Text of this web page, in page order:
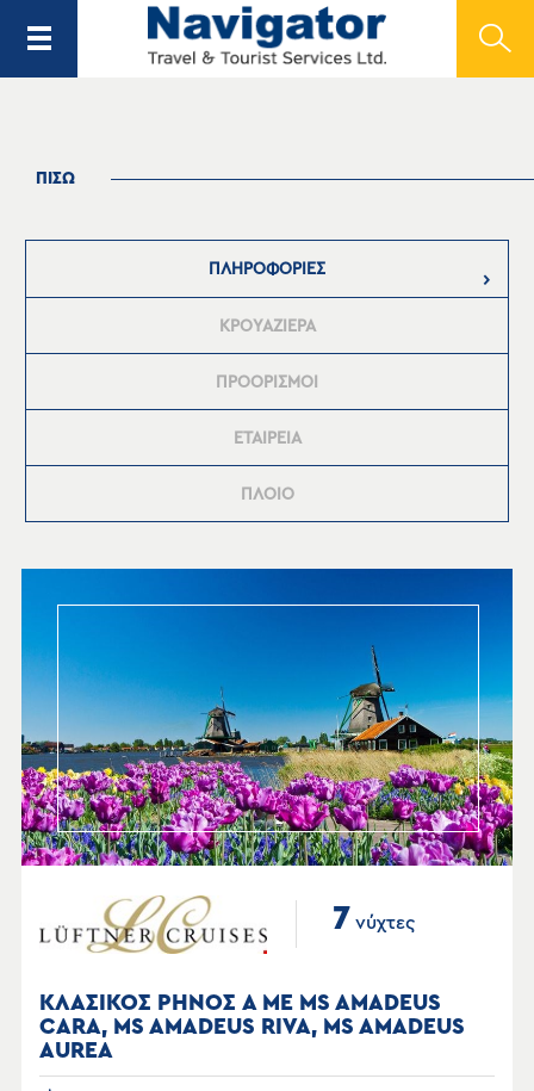
ΠΙΣΩ
ΠΛΗΡΟΦΟΡΙΕΣ
ΚΡΟΥΑΖΙΕΡΑ
ΠΡΟΟΡΙΣΜΟΙ
ΕΤΑΙΡΕΙΑ
ΠΛΟΙΟ
7 νύχτες
ΚΛΑΣΙΚΟΣ ΡΗΝΟΣ Α ΜΕ MS AMADEUS
CARA, MS AMADEUS RIVA, MS AMADEUS
AUREA